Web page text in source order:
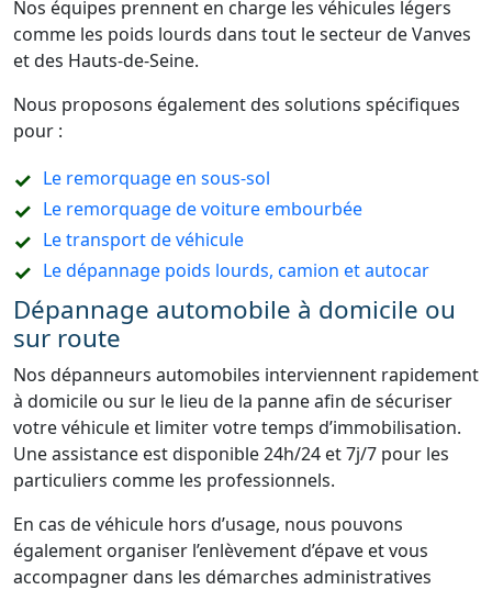
Nos équipes prennent en charge les véhicules légers
comme les poids lourds dans tout le secteur de Vanves
et des Hauts-de-Seine.
Nous proposons également des solutions spécifiques
pour :
Le remorquage en sous-sol
Le remorquage de voiture embourbée
Le transport de véhicule
Le dépannage poids lourds, camion et autocar
Dépannage automobile à domicile ou
sur route
Nos dépanneurs automobiles interviennent rapidement
à domicile ou sur le lieu de la panne afin de sécuriser
votre véhicule et limiter votre temps d’immobilisation.
Une assistance est disponible 24h/24 et 7j/7 pour les
particuliers comme les professionnels.
En cas de véhicule hors d’usage, nous pouvons
également organiser l’enlèvement d’épave et vous
accompagner dans les démarches administratives